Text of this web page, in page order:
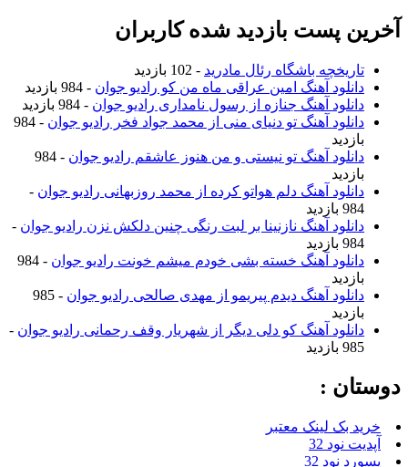
آخرین پست بازدید شده کاربران
تاریخچه باشگاه رئال مادرید - 102 بازدید
دانلود آهنگ امین عراقی ماه من کو رادیو جوان - 984 بازدید
دانلود آهنگ جنازه از رسول نامداری رادیو جوان - 984 بازدید
دانلود آهنگ تو دنیای منی از محمد جواد فخر رادیو جوان
- 984
بازدید
دانلود آهنگ تو نیستی و من هنوز عاشقم رادیو جوان
- 984
بازدید
دانلود آهنگ دلم هواتو کرده از محمد روزبهانی رادیو جوان -
984 بازدید
دانلود آهنگ نازنینا بر لبت رنگی چنین دلکش نزن رادیو جوان -
984 بازدید
دانلود آهنگ خسته بشی خودم میشم خونت رادیو جوان
- 984
بازدید
دانلود آهنگ دیدم پیریمو از مهدی صالحی رادیو جوان
- 985
بازدید
دانلود آهنگ کو دلی دیگر از شهریار وقف رحمانی رادیو جوان -
985 بازدید
دوستان :
خرید بک لینک معتبر
آپدیت نود 32
پسورد نود 32